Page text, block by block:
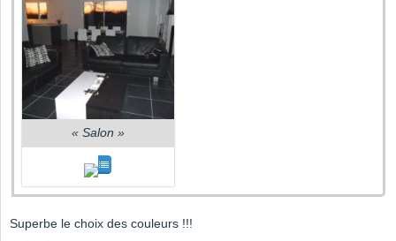
« Salon »
Superbe le choix des couleurs !!!